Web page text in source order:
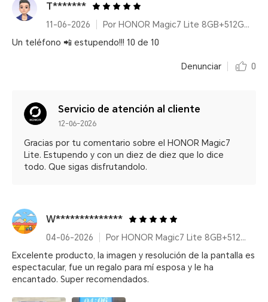
T*******
11-06-2026
Por HONOR Magic7 Lite 8GB+512GB Titanium Purple
Un teléfono 📲 estupendo!!! 10 de 10
Denunciar 0
Servicio de atención al cliente
12-06-2026
Gracias por tu comentario sobre el HONOR Magic7
Lite. Estupendo y con un diez de diez que lo dice
todo. Que sigas disfrutandolo.
W**************
04-06-2026
Por HONOR Magic7 Lite 8GB+512GB Titanium Purple
Excelente producto, la imagen y resolución de la pantalla es
espectacular, fue un regalo para mí esposa y le ha
encantado. Super recomendados.